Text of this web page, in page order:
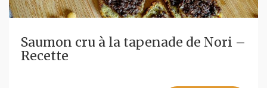
Saumon cru à la tapenade de Nori –
Recette